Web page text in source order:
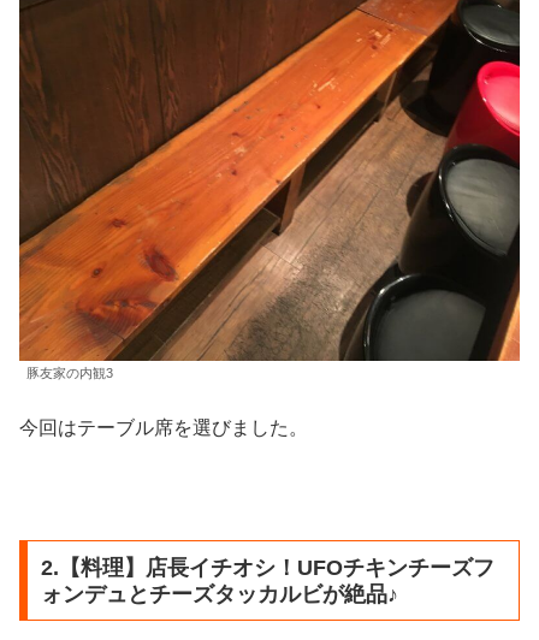
豚友家の内観3
今回はテーブル席を選びました。
2.【料理】店長イチオシ！UFOチキンチーズフ
ォンデュとチーズタッカルビが絶品♪